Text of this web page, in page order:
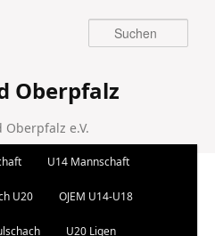
Oberpfalz
e.V.
Suchen
U14 Mannschaft
U20 OJEM U14-U18
U20 Ligen